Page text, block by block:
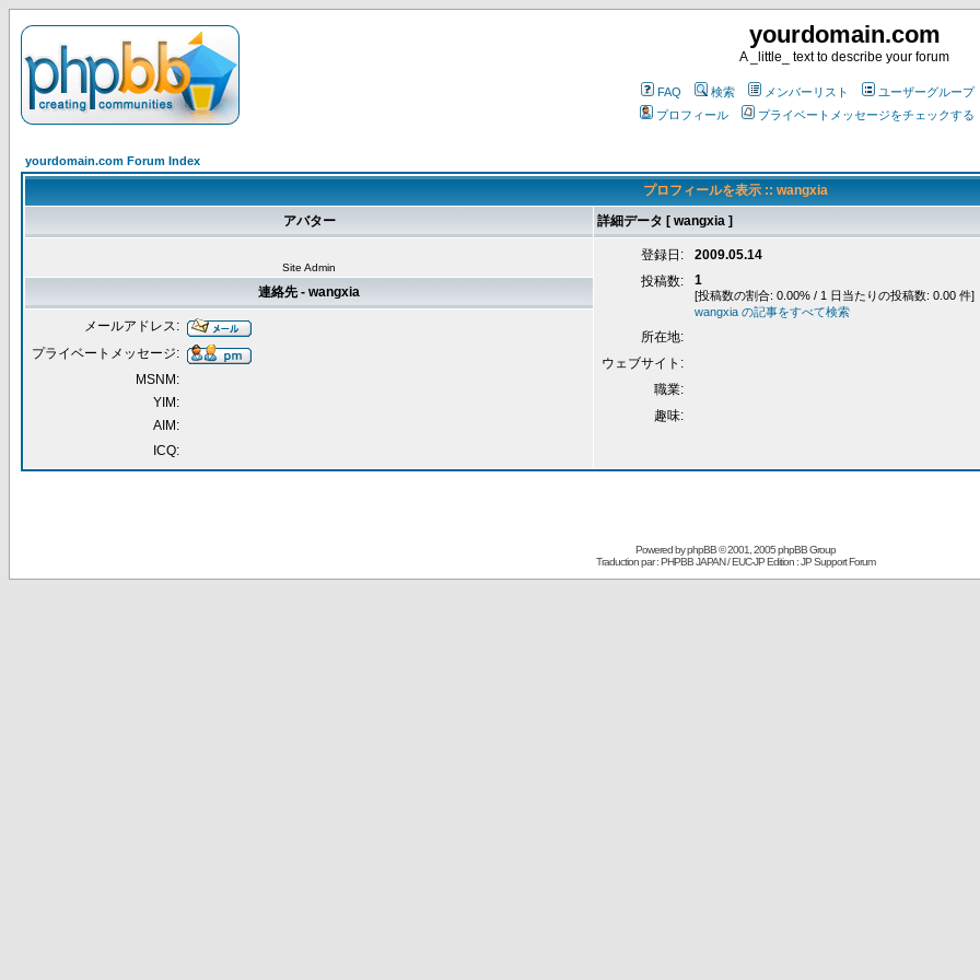
yourdomain.com
A _little_ text to describe your forum
FAQ 検索 メンバーリスト
ユーザーグループ
プロフィール
プライベートメッセージをチェックする
yourdomain.com Forum Index
プロフィールを表示 :: wangxia
アバター
詳細データ [ wangxia ]
Site Admin
登録日:
2009.05.14
投稿数:
1
[投稿数の割合: 0.00% / 1 日当たりの投稿数: 0.00 件]
wangxia の記事をすべて検索
所在地:
ウェブサイト:
職業:
趣味:
連絡先 - wangxia
メールアドレス:
プライベートメッセージ:
MSNM:
YIM:
AIM:
ICQ:
Powered byphpBB© 2001, 2005 phpBB Group
Traduction par : PHPBB JAPAN / EUC-JP Edition :JP Support Forum